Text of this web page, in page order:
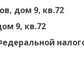
дом 9, кв.72
9, кв.72